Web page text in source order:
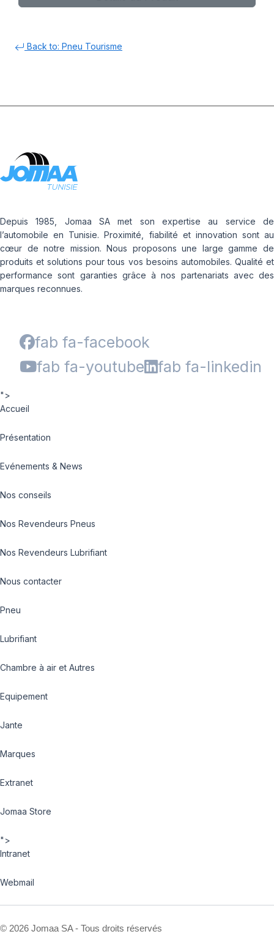
Back to: Pneu Tourisme
Depuis 1985, Jomaa SA met son expertise au service de
l’automobile en Tunisie. Proximité, fiabilité et innovation sont au
cœur de notre mission. Nous proposons une large gamme de
produits et solutions pour tous vos besoins automobiles. Qualité et
performance sont garanties grâce à nos partenariats avec des
marques reconnues.
fab fa-facebook
fab fa-youtube
fab fa-linkedin
">
Accueil
Présentation
Evénements & News
Nos conseils
Nos Revendeurs Pneus
Nos Revendeurs Lubrifiant
Nous contacter
Pneu
Lubrifiant
Chambre à air et Autres
Equipement
Jante
Marques
Extranet
Jomaa Store
">
Intranet
Webmail
© 2026 Jomaa SA - Tous droits réservés